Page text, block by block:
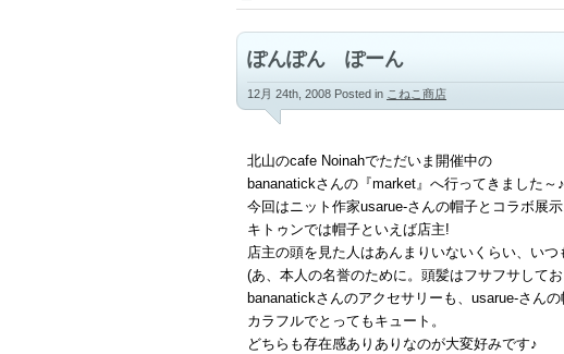
ぽんぽん ぽーん
12月 24th, 2008 Posted in こねこ商店
北山のcafe Noinahでただいま開催中の
bananatickさんの『market』へ行ってきました～♪
今回はニット作家usarue-さんの帽子とコラボ展示
キトゥンでは帽子といえば店主!
店主の頭を見た人はあんまりいないくらい、いつ
(あ、本人の名誉のために。頭髪はフサフサしてお
bananatickさんのアクセサリーも、usarue-さんの
カラフルでとってもキュート。
どちらも存在感ありありなのが大変好みです♪